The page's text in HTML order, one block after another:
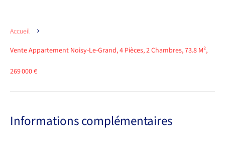
Accueil
Vente Appartement Noisy-Le-Grand, 4 Pièces, 2 Chambres, 73.8 M²,
269 000 €
Informations complémentaires